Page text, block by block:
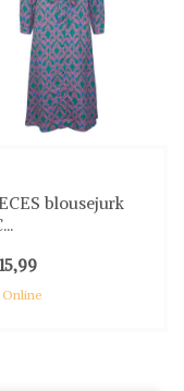
blousejurk
Online